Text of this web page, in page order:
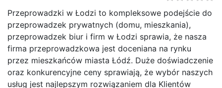
Przeprowadzki w Łodzi to kompleksowe podejście do
przeprowadzek prywatnych (domu, mieszkania),
przeprowadzek biur i firm w Łodzi sprawia, że nasza
firma przeprowadzkowa jest doceniana na rynku
przez mieszkańców miasta Łódź. Duże doświadczenie
oraz konkurencyjne ceny sprawiają, że wybór naszych
usług jest najlepszym rozwiązaniem dla Klientów